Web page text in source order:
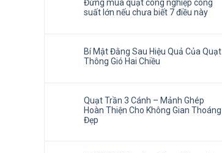
Đừng mua quạt công nghiệp công
suất lớn nếu chưa biết 7 điều này
Bí Mật Đằng Sau Hiệu Quả Của Quạt
Thông Gió Hai Chiều
Quạt Trần 3 Cánh – Mảnh Ghép
Hoàn Thiện Cho Không Gian Thoáng
Đẹp